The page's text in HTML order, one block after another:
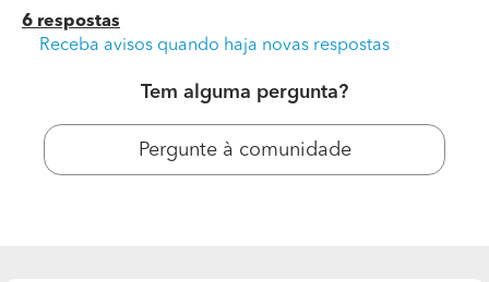
6 respostas
Receba avisos quando haja novas respostas
Tem alguma pergunta?
Pergunte à comunidade